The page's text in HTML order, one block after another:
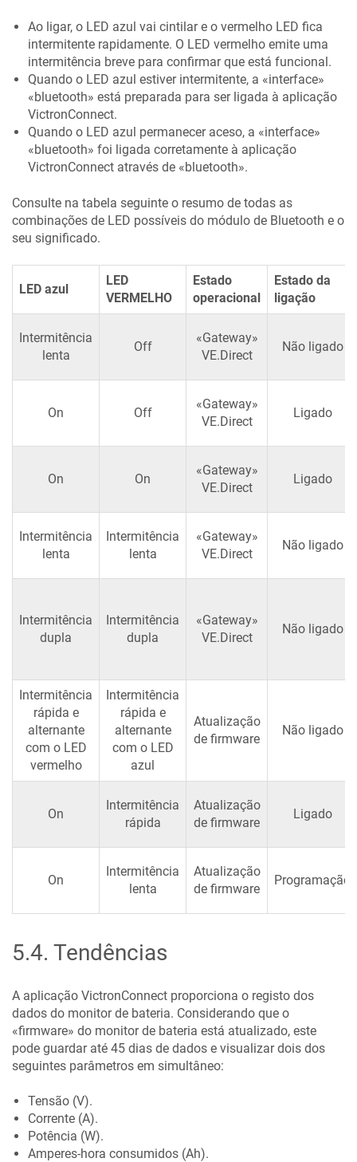
Ao ligar, o LED azul vai cintilar e o vermelho LED fica
intermitente rapidamente. O LED vermelho emite uma
intermitência breve para confirmar que está funcional.
Quando o LED azul estiver intermitente, a «interface»
«bluetooth» está preparada para ser ligada à aplicação
VictronConnect.
Quando o LED azul permanecer aceso, a «interface»
«bluetooth» foi ligada corretamente à aplicação
VictronConnect através de «bluetooth».
Consulte na tabela seguinte o resumo de todas as
combinações de LED possíveis do módulo de Bluetooth e o
seu significado.
LED azul
LED
VERMELHO
Estado
operacional
Estado da
ligação
Intermitência
lenta
Off
«Gateway»
VE.Direct
Não ligado
On Off
«Gateway»
VE.Direct
Ligado
On On
«Gateway»
VE.Direct
Ligado
Intermitência
lenta
Intermitência
lenta
«Gateway»
VE.Direct
Não ligado
Intermitência
dupla
Intermitência
dupla
«Gateway»
VE.Direct
Não ligado
Intermitência
rápida e
alternante
com o LED
vermelho
Intermitência
rápida e
alternante
com o LED
azul
Atualização
de firmware
Não ligado
On
Intermitência
rápida
Atualização
de firmware
Ligado
On
Intermitência
lenta
Atualização
de firmware
Programação
5.4. Tendências
A aplicação VictronConnect proporciona o registo dos
dados do monitor de bateria. Considerando que o
«firmware» do monitor de bateria está atualizado, este
pode guardar até 45 dias de dados e visualizar dois dos
seguintes parâmetros em simultâneo:
Tensão (V).
Corrente (A).
Potência (W).
Amperes-hora consumidos (Ah).